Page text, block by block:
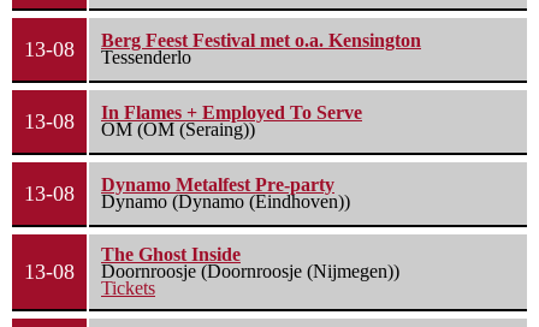
13-08
Berg Feest Festival met o.a. Kensington
Tessenderlo
13-08
In Flames + Employed To Serve
OM (OM (Seraing))
13-08
Dynamo Metalfest Pre-party
Dynamo (Dynamo (Eindhoven))
13-08
The Ghost Inside
Doornroosje (Doornroosje (Nijmegen))
Tickets